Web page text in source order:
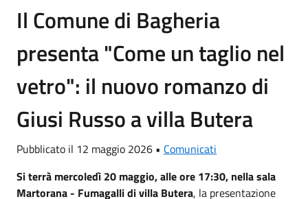
Il Comune di Bagheria
presenta "Come un taglio nel
vetro": il nuovo romanzo di
Giusi Russo a villa Butera
Pubblicato il 12 maggio 2026 • Comunicati
Si terrà mercoledì 20 maggio, alle ore 17:30, nella sala
Martorana - Fumagalli di villa Butera, la presentazione